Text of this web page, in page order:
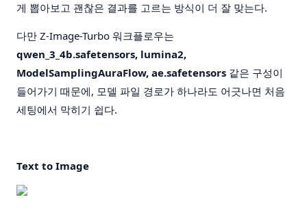
게 뽑아보고 괜찮은 결과를 고르는 방식이 더 잘 맞는다.
다만 Z-Image-Turbo 워크플로우는
qwen_3_4b.safetensors, lumina2,
ModelSamplingAuraFlow, ae.safetensors 같은 구성이
들어가기 때문에, 모델 파일 경로가 하나라도 어긋나면 처음
세팅에서 막히기 쉽다.
Text to Image